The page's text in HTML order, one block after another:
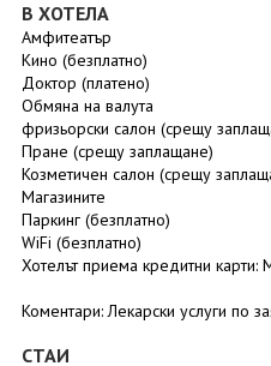
В ХОТЕЛА
Амфитеатър
Кино (безплатно)
Доктор (платено)
Обмяна на валута
фризьорски салон (срещу
Пране (срещу заплащане)
Козметичен салон (срещу
Магазините
Паркинг (безплатно)
WiFi (безплатно)
Хотелът приема кредитни карти:
Коментари: Лекарски услуги по
СТАИ